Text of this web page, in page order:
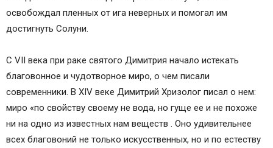
освобождал пленных от ига неверных и помогал им
достигнуть Солуни.
С VII века при раке святого Димитрия начало истекать
благовонное и чудотворное миро, о чем писали
современники. В XIV веке Димитрий Хризолог писал о нем:
миро «по свойству своему не вода, но гуще ее и не похоже
ни на одно из известных нам веществ . Оно удивительнее
всех благовоний не только искусственных, но и по естеству